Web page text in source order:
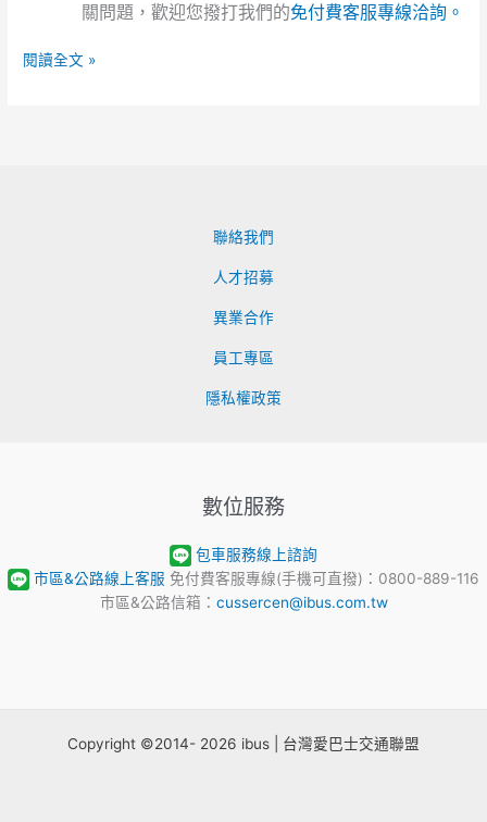
關問題，歡迎您撥打我們的免付費客服專線洽詢。
閱讀全文 »
聯絡我們
人才招募
異業合作
員工專區
隱私權政策
數位服務
包車服務線上諮詢
市區&公路線上客服 免付費客服專線(手機可直撥)：0800-889-116
市區&公路信箱： cussercen@ibus.com.tw
Copyright ©2014- 2026 ibus | 台灣愛巴士交通聯盟